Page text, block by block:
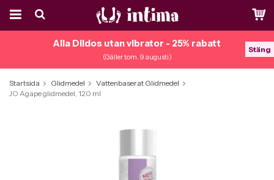
Alla Dildos utan vibrator - 25% rabatt
(Gäller tom. 9 augusti)
Stäng
Startsida Glidmedel
Vattenbaserat Glidmedel
JO Agape glidmedel, 120 ml